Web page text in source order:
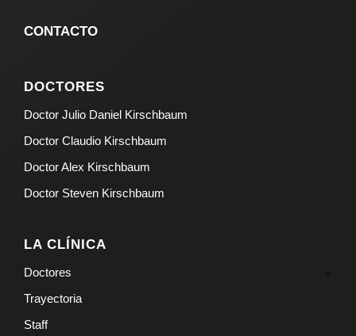
CONTACTO
DOCTORES
Doctor Julio Daniel Kirschbaum
Doctor Claudio Kirschbaum
Doctor Alex Kirschbaum
Doctor Steven Kirschbaum
LA CLÍNICA
Doctores
Trayectoria
Staff